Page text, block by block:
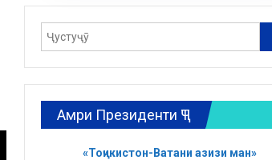
Амри Президенти ҶТ
«Тоҷикистон-Ватани азизи ман»